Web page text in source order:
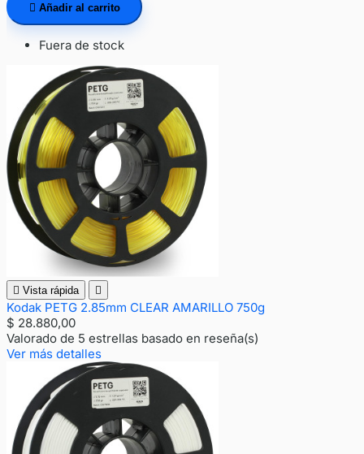
 Añadir al carrito
Fuera de stock
 Vista rápida 
Kodak PETG 2.85mm CLEAR AMARILLO 750g
$ 28.880,00
Valorado de 5 estrellas basado en reseña(s)
Ver más detalles